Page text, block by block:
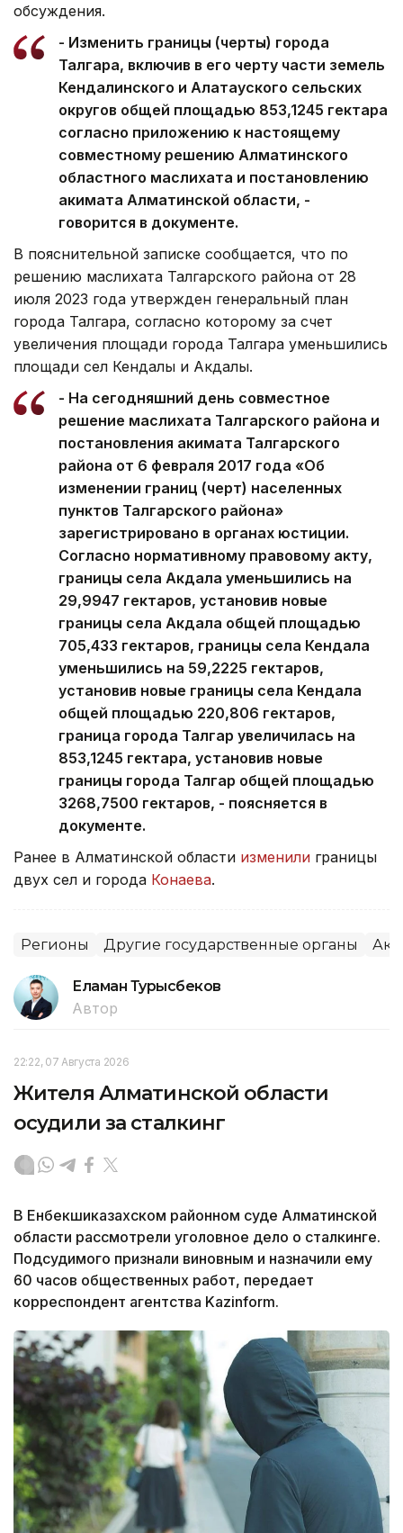
обсуждения.
- Изменить границы (черты) города
Талгара, включив в его черту части земель
Кендалинского и Алатауского сельских
округов общей площадью 853,1245 гектара
согласно приложению к настоящему
совместному решению Алматинского
областного маслихата и постановлению
акимата Алматинской области, -
говорится в документе.
В пояснительной записке сообщается, что по
решению маслихата Талгарского района от 28
июля 2023 года утвержден генеральный план
города Талгара, согласно которому за счет
увеличения площади города Талгара уменьшились
площади сел Кендалы и Акдалы.
- На сегодняшний день совместное
решение маслихата Талгарского района и
постановления акимата Талгарского
района от 6 февраля 2017 года «Об
изменении границ (черт) населенных
пунктов Талгарского района»
зарегистрировано в органах юстиции.
Согласно нормативному правовому акту,
границы села Акдала уменьшились на
29,9947 гектаров, установив новые
границы села Акдала общей площадью
705,433 гектаров, границы села Кендала
уменьшились на 59,2225 гектаров,
установив новые границы села Кендала
общей площадью 220,806 гектаров,
граница города Талгар увеличилась на
853,1245 гектара, установив новые
границы города Талгар общей площадью
3268,7500 гектаров, - поясняется в
документе.
Ранее в Алматинской области изменили границы
двух сел и города Конаева.
Регионы Другие государственные органы
Еламан Турысбеков
Автор
22:22, 07 Августа 2026
Жителя Алматинской области
осудили за сталкинг
В Енбекшиказахском районном суде Алматинской
области рассмотрели уголовное дело о сталкинге.
Подсудимого признали виновным и назначили ему
60 часов общественных работ, передает
корреспондент агентства Kazinform.